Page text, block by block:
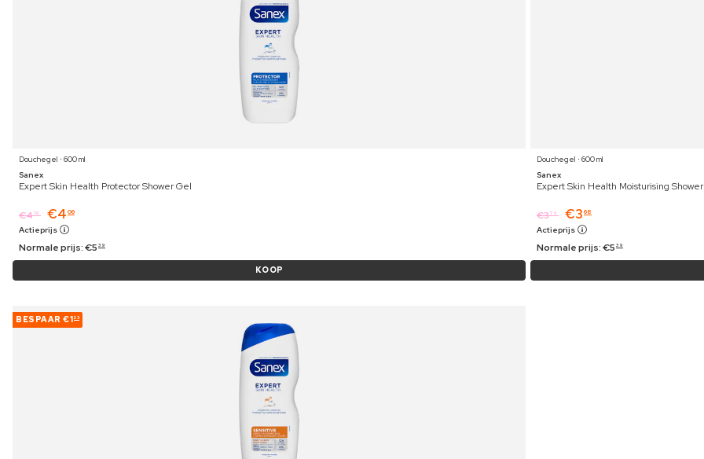
Douchegel ⋅ 600 ml
Sanex
Expert Skin Health Protector Shower Gel
€419 €4 06
Actieprijs
Normale prijs:€5 39
KOOP
Douchegel ⋅ 600 ml
Sanex
Expert Skin Health Moisturising
€379 €3 68
Actieprijs
Normale prijs:€5 39
BESPAAR €1 23